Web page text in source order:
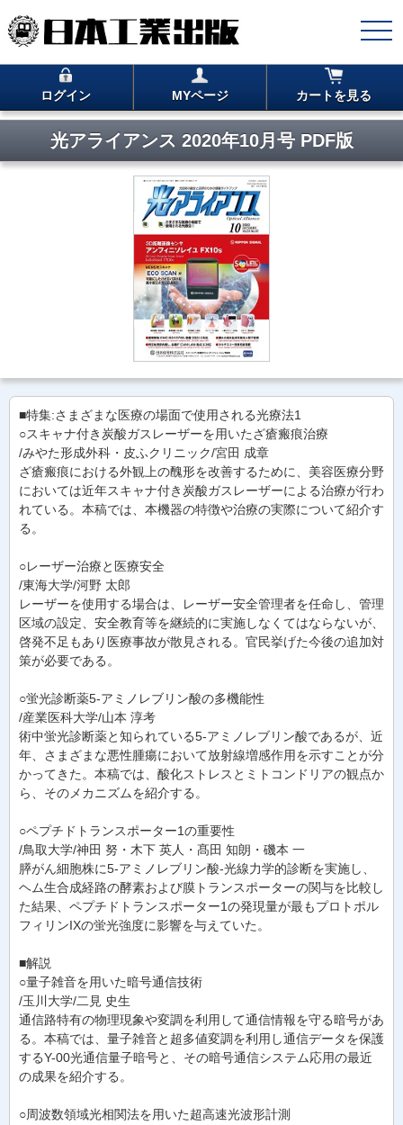
ログイン MYページ カートを見る
光アライアンス 2020年10月号 PDF版
■特集:さまざまな医療の場面で使用される光療法1
○スキャナ付き炭酸ガスレーザーを用いたざ瘡瘢痕治療
/みやた形成外科・皮ふクリニック/宮田 成章
ざ瘡瘢痕における外観上の醜形を改善するために、美容医療分野
においては近年スキャナ付き炭酸ガスレーザーによる治療が行わ
れている。本稿では、本機器の特徴や治療の実際について紹介す
る。
○レーザー治療と医療安全
/東海大学/河野 太郎
レーザーを使用する場合は、レーザー安全管理者を任命し、管理
区域の設定、安全教育等を継続的に実施しなくてはならないが、
啓発不足もあり医療事故が散見される。官民挙げた今後の追加対
策が必要である。
○蛍光診断薬5-アミノレブリン酸の多機能性
/産業医科大学/山本 淳考
術中蛍光診断薬と知られている5-アミノレブリン酸であるが、近
年、さまざまな悪性腫瘍において放射線増感作用を示すことが分
かってきた。本稿では、酸化ストレスとミトコンドリアの観点か
ら、そのメカニズムを紹介する。
○ペプチドトランスポーター1の重要性
/鳥取大学/神田 努・木下 英人・髙田 知朗・磯本 一
膵がん細胞株に5-アミノレブリン酸-光線力学的診断を実施し、
ヘム生合成経路の酵素および膜トランスポーターの関与を比較し
た結果、ペプチドトランスポーター1の発現量が最もプロトポル
フィリンIXの蛍光強度に影響を与えていた。
■解説
○量子雑音を用いた暗号通信技術
/玉川大学/二見 史生
通信路特有の物理現象や変調を利用して通信情報を守る暗号があ
る。本稿では、量子雑音と超多値変調を利用し通信データを保護
するY-00光通信量子暗号と、その暗号通信システム応用の最近
の成果を紹介する。
○周波数領域光相関法を用いた超高速光波形計測